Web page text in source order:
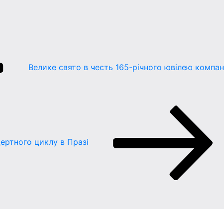
Велике свято в честь 165-річного ювілею
циклу в Празі